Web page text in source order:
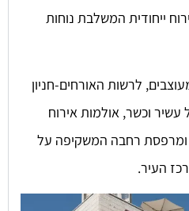
ייחודית המשלבת נוחות
ומעוצבים, לרשות האורחים-חניון
וכשר, אולמות אירוח
ומרפסת רחבה המשקיפה על
העיר.